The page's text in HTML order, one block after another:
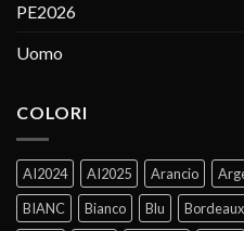
PE2026
Uomo
COLORI
AI2024 AI2025 Arancio
BIANC
Bianco Blu Bordeaux